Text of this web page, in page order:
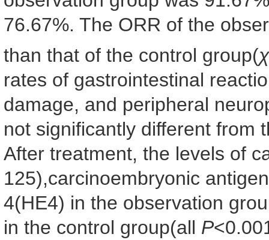
76.67%. The ORR of the
than that of the control group(χ
rates of gastrointestinal
damage, and peripheral
not significantly different from
After treatment, the levels of
125),carcinoembryonic
4(HE4) in the observation
in the control group(all P